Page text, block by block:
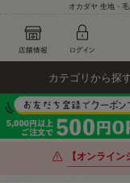
オカダヤ 生地・
カテゴリから探
【オンライ